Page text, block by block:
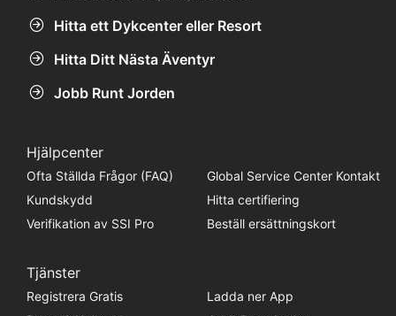
Hitta ett Dykcenter eller Resort
Hitta Ditt Nästa Äventyr
Jobb Runt Jorden
Hjälpcenter
Ofta Ställda Frågor (FAQ)
Global Service Center Kontakt
Kundskydd
Hitta certifiering
Verifikation av SSI Pro
Beställ ersättningskort
Tjänster
Registrera Gratis
Ladda ner App